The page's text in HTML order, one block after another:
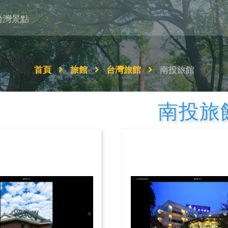
灣景點
首頁 旅館 台灣旅館 南投旅館
南投旅